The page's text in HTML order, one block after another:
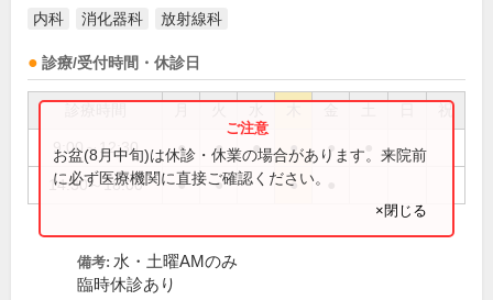
内科 消化器科 放射線科
診療/受付時間・休診日
祝
9:00～12:30 ● ● ● ● ●
14:30～18:00 ● ● ●
お盆(8月中旬)は休診・休業の場合があります。来院前
に必ず医療機関に直接ご確認ください。
×閉じる
備考: 水・土曜AMのみ
臨時休診あり